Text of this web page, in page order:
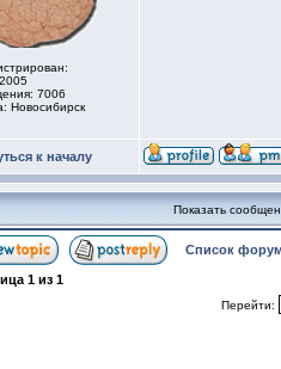
7006
Новосибирск
к началу
Показать
Список
1 из 1
Перейти: